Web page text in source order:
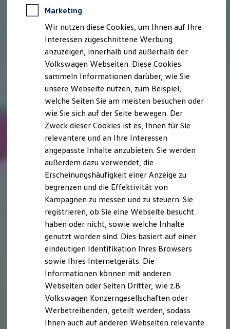
Software, Konnektivität & Apps
California App
VW Connect für Ihren ID. Buzz
VW Connect für Ihren Transporter/Caravelle
VW Connect für Ihren Amarok
VW Connect für andere Modelle
Connect Pro
Fleet Interface Data
Multistop Pathfinder
Übersicht Software Updates
Hilfreiches für Besitzer
Fahrerassistenz- und Sicherheitssysteme
Kontrollleuchten
Kurzfahrprofile und Ölverdünnung
XTL-Dieselkraftstoff
Ersatzteile und Betriebsflüssigkeiten
Original Zubehör und Lifestyle Produkte
myVolkswagen
myVolkswagen Business
Elektrisch & Autonom
Elektro - & Hybridfahrzeuge
Unser Ansatz
Klimafreundlicher Strom
Reichweite & Ladelösungen
Reichweitensimulator
Ladezeitensimulator
Ladelösungen für Privatkunden
Ladelösungen für Gewerbekunden
Wallbox und Ladekabel
Förderung & Kosten der Elektrofahrzeuge
Fördermöglichkeiten für Privatkunden
Fördermöglichkeiten für Gewerbekunden
Marketing
Wir nutzen diese Cookies, um Ihnen auf Ihre
Interessen zugeschnittene Werbung
anzuzeigen, innerhalb und außerhalb der
Volkswagen Webseiten. Diese Cookies
sammeln Informationen darüber, wie Sie
unsere Webseite nutzen, zum Beispiel,
welche Seiten Sie am meisten besuchen oder
wie Sie sich auf der Seite bewegen. Der
Zweck dieser Cookies ist es, Ihnen für Sie
relevantere und an Ihre Interessen
angepasste Inhalte anzubieten. Sie werden
außerdem dazu verwendet, die
Erscheinungshäufigkeit einer Anzeige zu
begrenzen und die Effektivität von
Kampagnen zu messen und zu steuern. Sie
registrieren, ob Sie eine Webseite besucht
haben oder nicht, sowie welche Inhalte
genutzt worden sind. Dies basiert auf einer
eindeutigen Identifikation Ihres Browsers
sowie Ihres Internetgeräts. Die
Informationen können mit anderen
Webseiten oder Seiten Dritter, wie z.B.
Volkswagen Konzerngesellschaften oder
Werbetreibenden, geteilt werden, sodass
Ihnen auch auf anderen Webseiten relevante